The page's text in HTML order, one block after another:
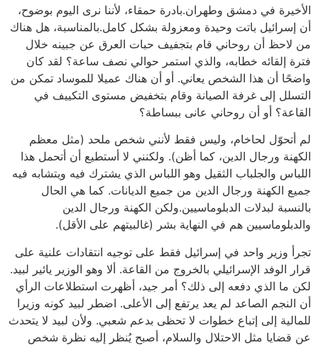
الأخيرة في دمشق وطهران.بادرة حمقاء، لأننا نرى اليوم بوضوح،
أن إسرائيل باتت وحيدة ومعزولة بشكل كامل.بالمناسبة، هل هناك
من لاحظ أن روحاني قام بتجفيف حبات العرق عن جبينه خلال
فترة إلقائه خطابه، والذي استمر حوالي نصف ساعة؟ لقد كان
واضحًا أن هذا الشخص يعاني. أو أن هناك عميلا للموساد تمكن من
التسلل إلى غرفة الصيانة وقام بتخفيض مستوى التكييف في
القاعة؟ أو أن روحاني عانى ببساطة؟
لم أتحوّل لحاخام، وليس فقط لأنني شخص ملحد (مثل معظم
الكهنة ورجال الدين، كما أظن). ولكنني لا أستطيع أن أتحمل هذا
اللباس والجلباب الثقيل وهو اللباس الذي يشترك فيه ويتشابه فيه
جميع الكهنة ورجال الدين من جميع الديانات. كما هي الحال
بالنسبة لبدلات الدبلوماسيين.ولكن الكهنة ورجال الدين
والدبلوماسيين هم في النهاية بشر (غالبيتهم على الأقل).
تجرأ وزير واحد في إسرائيل فقط على توجيه انتقادات علنية على
قرار الوفد الإسرائيلي بالخروج من القاعة. ألا وهو الوزير يائير لبيد.
لكن ما الذي دفعه إلى ذلك؟ أمر جيد، أظهرت استطلاعات الرأي
أن النجم الصاعد لم يعد يرتفع إلى الأعلى. اضطر لبيد كونه وزيرا
للمالية إلى إتباع خطوات لا تحظى بدعم شعبي. ولأن لبيد لا يتحدث
عن قضايا مثل الاحتلال والسلام، أصبح يُنظر إليه نظرة شخص